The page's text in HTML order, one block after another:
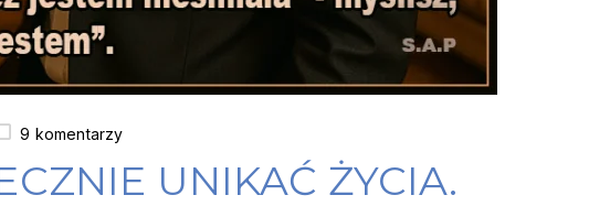
9 komentarzy
UNIKAĆ ŻYCIA.